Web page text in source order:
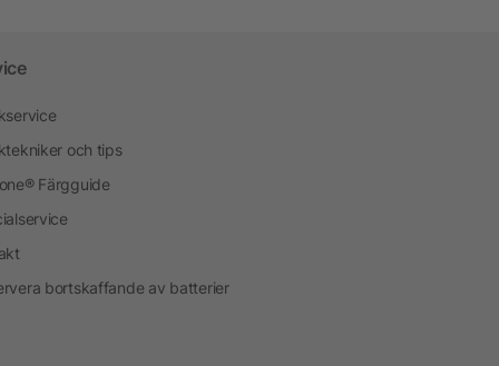
och tips
Färgguide
bortskaffande av batterier